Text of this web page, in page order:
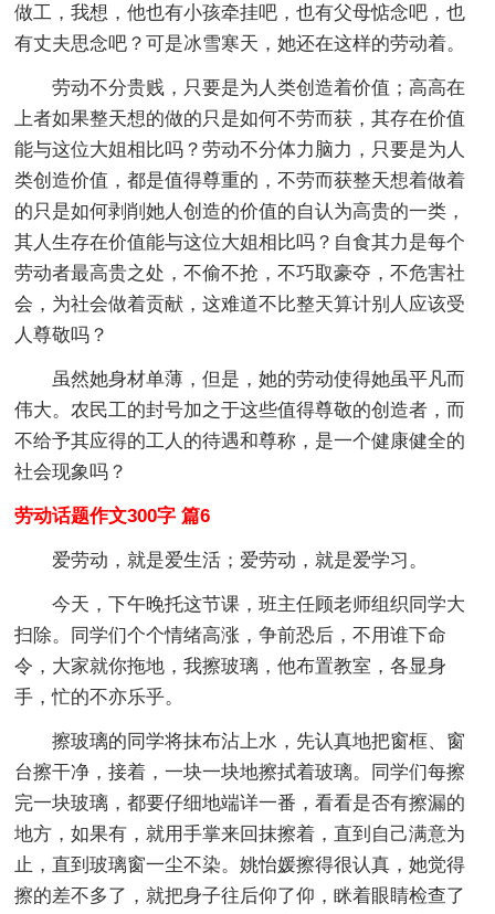
做工，我想，他也有小孩牵挂吧，也有父母惦念吧，也
有丈夫思念吧？可是冰雪寒天，她还在这样的劳动着。
劳动不分贵贱，只要是为人类创造着价值；高高在
上者如果整天想的做的只是如何不劳而获，其存在价值
能与这位大姐相比吗？劳动不分体力脑力，只要是为人
类创造价值，都是值得尊重的，不劳而获整天想着做着
的只是如何剥削她人创造的价值的自认为高贵的一类，
其人生存在价值能与这位大姐相比吗？自食其力是每个
劳动者最高贵之处，不偷不抢，不巧取豪夺，不危害社
会，为社会做着贡献，这难道不比整天算计别人应该受
人尊敬吗？
虽然她身材单薄，但是，她的劳动使得她虽平凡而
伟大。农民工的封号加之于这些值得尊敬的创造者，而
不给予其应得的工人的待遇和尊称，是一个健康健全的
社会现象吗？
劳动话题作文300字 篇6
爱劳动，就是爱生活；爱劳动，就是爱学习。
今天，下午晚托这节课，班主任顾老师组织同学大
扫除。同学们个个情绪高涨，争前恐后，不用谁下命
令，大家就你拖地，我擦玻璃，他布置教室，各显身
手，忙的不亦乐乎。
擦玻璃的同学将抹布沾上水，先认真地把窗框、窗
台擦干净，接着，一块一块地擦拭着玻璃。同学们每擦
完一块玻璃，都要仔细地端详一番，看看是否有擦漏的
地方，如果有，就用手掌来回抹擦着，直到自己满意为
止，直到玻璃窗一尘不染。姚怡媛擦得很认真，她觉得
擦的差不多了，就把身子往后仰了仰，眯着眼睛检查了